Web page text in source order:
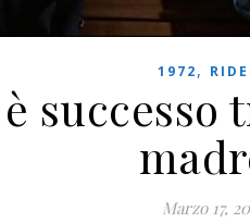
1972,
Marzo 17,